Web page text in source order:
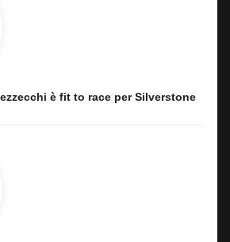
è fit to race per Silverstone